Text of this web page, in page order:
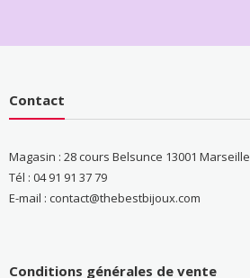
Contact
Magasin : 28 cours Belsunce 13001 Marseille
Tél : 04 91 91 37 79
E-mail : contact@thebestbijoux.com
Conditions générales de vente